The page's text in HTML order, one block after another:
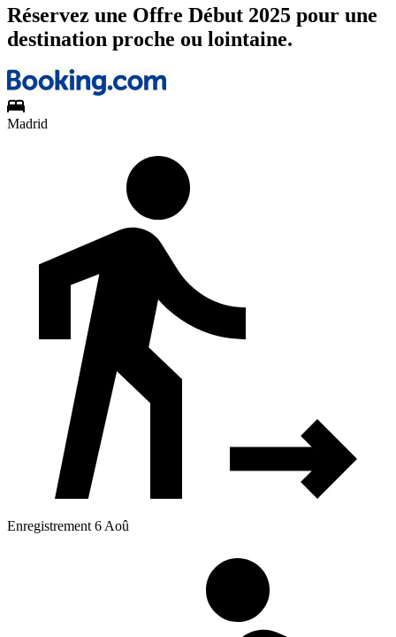
Réservez une Offre Début 2025 pour une
destination proche ou lointaine.
Madrid
Enregistrement 6 Aoû